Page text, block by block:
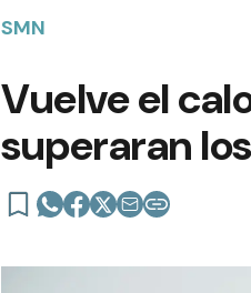
SMN
Vuelve el
superaran